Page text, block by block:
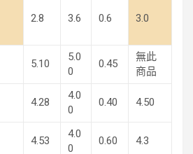
2.8 3.6 0.6 3.0
5.10
5.0
0
0.45
無此
商品
4.28
4.0
0
0.40 4.50
4.53
4.0
0
0.60 4.3